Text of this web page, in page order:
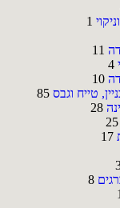
1
11
4
10
טייח וגבס 85
28
25
17
8
1